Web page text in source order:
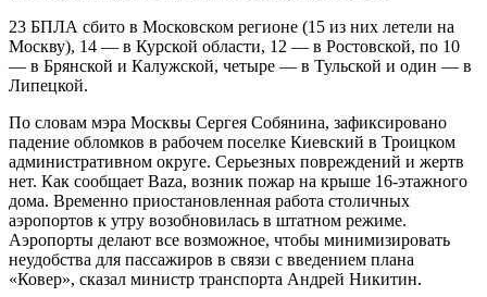
23 БПЛА сбито в Московском регионе (15 из них летели на
Москву), 14 — в Курской области, 12 — в Ростовской, по 10
— в Брянской и Калужской, четыре — в Тульской и один — в
Липецкой.
По словам мэра Москвы Сергея Собянина, зафиксировано
падение обломков в рабочем поселке Киевский в Троицком
административном округе. Серьезных повреждений и жертв
нет. Как сообщает Baza, возник пожар на крыше 16-этажного
дома. Временно приостановленная работа столичных
аэропортов к утру возобновилась в штатном режиме.
Аэропорты делают все возможное, чтобы минимизировать
неудобства для пассажиров в связи с введением плана
«Ковер», сказал министр транспорта Андрей Никитин.